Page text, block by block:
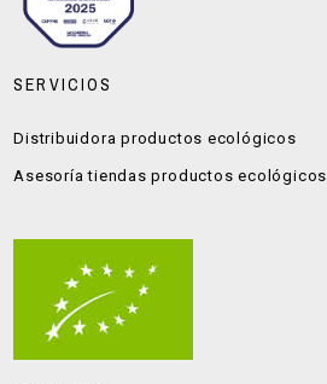
SERVICIOS
Distribuidora productos ecológicos
Asesoría tiendas productos ecológicos